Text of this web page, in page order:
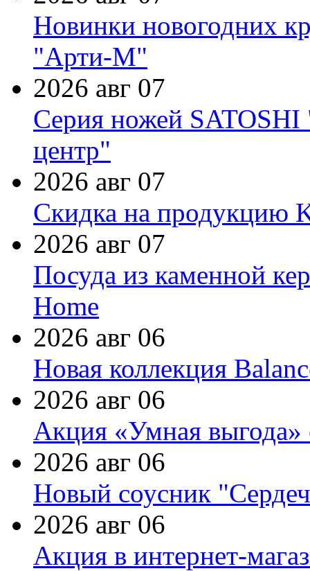
Новинки новогодних
"Арти-М"
2026 авг 07
Серия ножей
центр"
2026 авг 07
Скидка на продукцию
2026 авг 07
Посуда из каменной
Home
2026 авг 06
Новая коллекция
2026 авг 06
Акция «Умная выгода»
2026 авг 06
Новый соусник
2026 авг 06
Акция в интернет-